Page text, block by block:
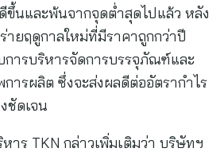
นและพ้นจากจุดต่ำสุดไปแล้ว หลัง
ายฤดูกาลใหม่ที่มีราคาถูกกว่าปี
ารบริหารจัดการบรรจุภัณฑ์และ
ารผลิต ซึ่งจะส่งผลดีต่ออัตรากำไร
ชัดเจน
าร TKN กล่าวเพิ่มเติมว่า บริษัทฯ